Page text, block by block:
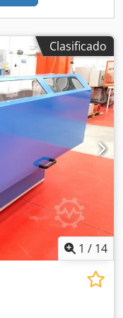
Cedpfx Ajzick
documentación
adicionales que
previa
Contacto: Si está
en contacto
Clasificado
1 / 14